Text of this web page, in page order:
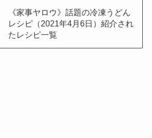
《家事ヤロウ》話題の冷凍うどん
レシピ（2021年4月6日）紹介され
たレシピ一覧